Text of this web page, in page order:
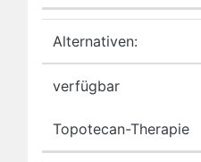
Alternativen:
verfügbar
Topotecan-Therapie